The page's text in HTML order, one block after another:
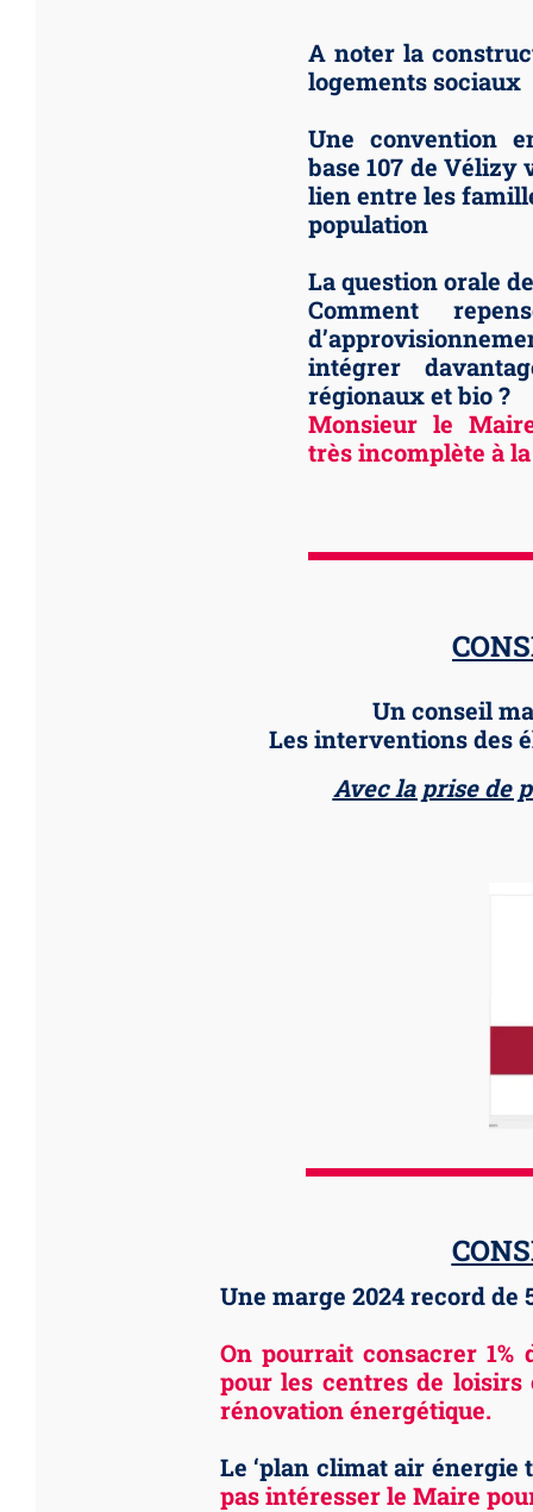
A noter la
logements sociaux
Une convention
base 107 de
lien entre les
population
La question orale de
Comment
intégrer
régionaux et bio ?
Monsieur le
très incomplète à
Un conseil
Les interventions des
Avec la prise de
Une marge 2024 record de
On pourrait consacrer
pour les centres de
rénovation énergétique.
Le ‘plan climat air énergie
pas intéresser le Maire